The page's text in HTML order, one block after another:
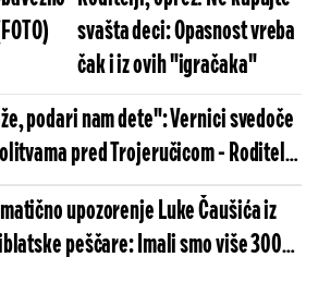
svašta deci: Opasnost vreba
čak i iz ovih "igračaka"
podari nam dete": Vernici svedoče
pred Trojeručicom - Roditelji
u ovaj manastir sa bebom u
upozorenje Luke Čaušića iz
peščare: Imali smo više 300